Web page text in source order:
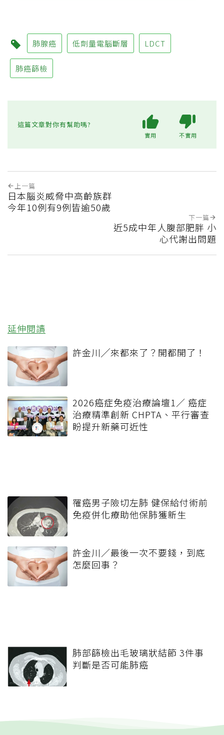
肺腺癌 低劑量電腦斷層 LDCT
肺癌篩檢
這篇文章對你有幫助嗎?
實用 不實用
上一篇
日本腦炎威脅中高齡族群
今年10例有9例皆逾50歲
下一篇
近5成中年人腹部肥胖 小
心代謝出問題
延伸閱讀
許金川╱來都來了？開都開了！
2026癌症免疫治療論壇1／ 癌症
治療精準創新 CHPTA、平行審查
盼提升新藥可近性
罹癌男子險切左肺 健保給付術前
免疫併化療助他保肺獲新生
許金川／最後一次不要錢，到底
怎麼回事？
肺部篩檢出毛玻璃狀結節 3件事
判斷是否可能肺癌